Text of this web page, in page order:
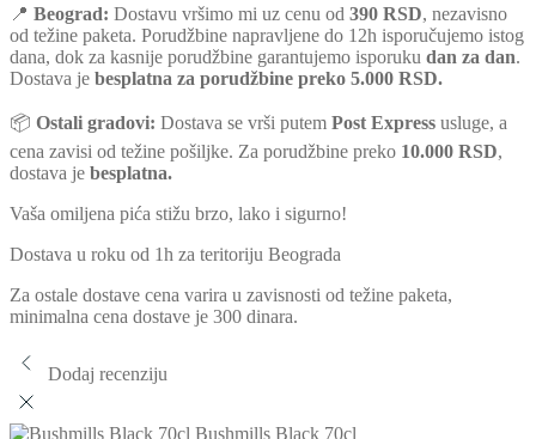
📍 Beograd: Dostavu vršimo mi uz cenu od 390 RSD, nezavisno
od težine paketa. Porudžbine napravljene do 12h isporučujemo istog
dana, dok za kasnije porudžbine garantujemo isporuku dan za dan.
Dostava je besplatna za porudžbine preko 5.000 RSD.
📦 Ostali gradovi: Dostava se vrši putem Post Express usluge, a
cena zavisi od težine pošiljke. Za porudžbine preko 10.000 RSD,
dostava je besplatna.
Vaša omiljena pića stižu brzo, lako i sigurno!
Dostava u roku od 1h za teritoriju Beograda
Za ostale dostave cena varira u zavisnosti od težine paketa,
minimalna cena dostave je 300 dinara.
Dodaj recenziju
Bushmills Black 70cl